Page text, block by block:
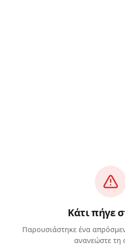
Κάτι πήγε
Παρουσιάστηκε ένα
ανανεώστε τη